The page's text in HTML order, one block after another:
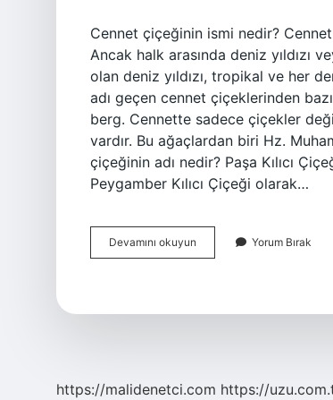
Cennet çiçeğinin ismi nedir?
Ancak halk arasında deniz yıldızı
olan deniz yıldızı, tropikal ve her
adı geçen cennet çiçeklerinden
berg. Cennette sadece çiçekler
vardır. Bu ağaçlardan biri Hz.
çiçeğinin adı nedir? Paşa Kılıcı
Peygamber Kılıcı Çiçeği olarak…
Devamını okuyun Cennetteki
Çiçeğin
Yorum Bırak
https://malidenetci.com https://